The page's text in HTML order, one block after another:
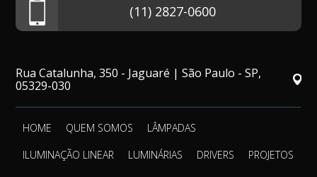
(11) 2827-0600
Rua Catalunha, 350 - Jaguaré | São Paulo - SP,
05329-030
HOME QUEM SOMOS
LÂMPADAS
ILUMINAÇÃO LINEAR
LUMINÁRIAS DRIVERS
PROJETOS